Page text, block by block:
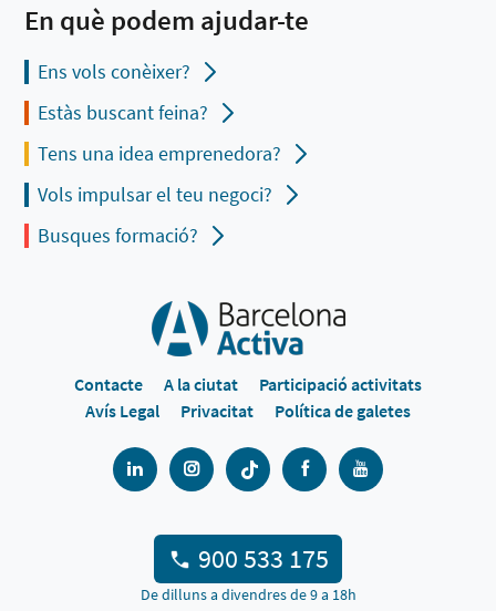
En què podem ajudar-te
Ens vols conèixer?
Estàs buscant feina?
Tens una idea emprenedora?
Vols impulsar el teu negoci?
Busques formació?
Contacte A la ciutat
Participació activitats
Avís Legal
Privacitat Política de galetes
900 533 175
De dilluns a divendres de 9 a 18h